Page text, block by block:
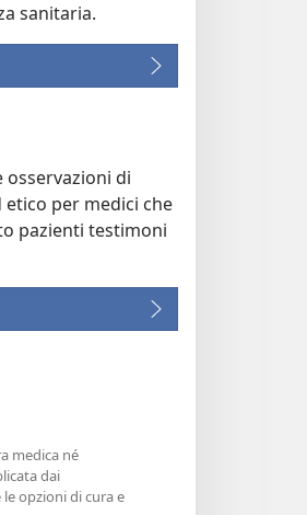
sanitaria.
osservazioni di
per medici che
pazienti testimoni
medica né
dai
opzioni di cura e